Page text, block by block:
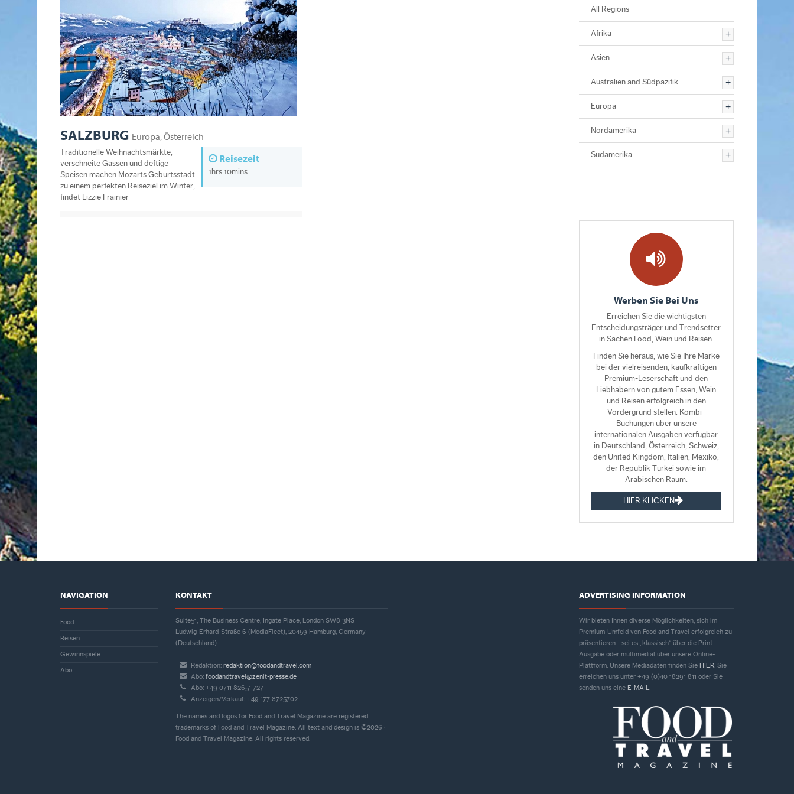
SALZBURG Europa, Österreich
Reisezeit
1hrs 10mins
Traditionelle Weihnachtsmärkte,
verschneite Gassen und deftige
Speisen machen Mozarts Geburtsstadt
zu einem perfekten Reiseziel im Winter,
findet Lizzie Frainier
All Regions
Afrika
Asien
Australien and Südpazifik
Europa
Nordamerika
Südamerika
Werben Sie Bei Uns
Erreichen Sie die wichtigsten
Entscheidungsträger und Trendsetter
in Sachen Food, Wein und Reisen.
Finden Sie heraus, wie Sie Ihre Marke
bei der vielreisenden, kaufkräftigen
Premium-Leserschaft und den
Liebhabern von gutem Essen, Wein
und Reisen erfolgreich in den
Vordergrund stellen. Kombi-
Buchungen über unsere
internationalen Ausgaben verfügbar
in Deutschland, Österreich, Schweiz,
den United Kingdom, Italien, Mexiko,
der Republik Türkei sowie im
Arabischen Raum.
HIER KLICKEN
NAVIGATION
Food
Reisen
Gewinnspiele
Abo
KONTAKT
Suite51, The Business Centre, Ingate Place, London SW8 3NS
Ludwig-Erhard-Straße 6 (MediaFleet), 20459 Hamburg, Germany
(Deutschland)
Redaktion: redaktion@foodandtravel.com
Abo: foodandtravel@zenit-presse.de
Abo: +49 0711 82651 727
Anzeigen/Verkauf: +49 177 8725702
The names and logos for Food and Travel Magazine are registered
trademarks of Food and Travel Magazine. All text and design is ©2026 ·
Food and Travel Magazine. All rights reserved.
ADVERTISING INFORMATION
Wir bieten Ihnen diverse Möglichkeiten, sich im
Premium-Umfeld von Food and Travel erfolgreich zu
präsentieren - sei es „klassisch“ über die Print-
Ausgabe oder multimedial über unsere Online-
Plattform. Unsere Mediadaten finden Sie HIER. Sie
erreichen uns unter +49 (0)40 18291 811 oder Sie
senden uns eine E-MAIL